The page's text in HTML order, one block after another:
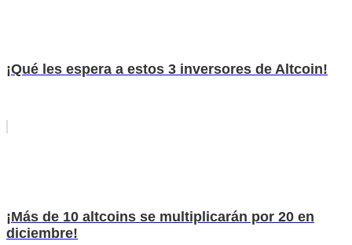
¡Qué les espera a estos 3 inversores de Altcoin!
¡Más de 10 altcoins se multiplicarán por 20 en
diciembre!